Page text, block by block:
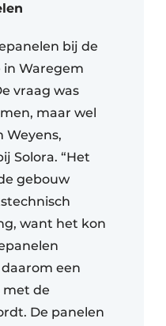
bij de
in Waregem
vraag was
maar wel
Weyens,
Solora. “Het
gebouw
want het kon
een
met de
De panelen